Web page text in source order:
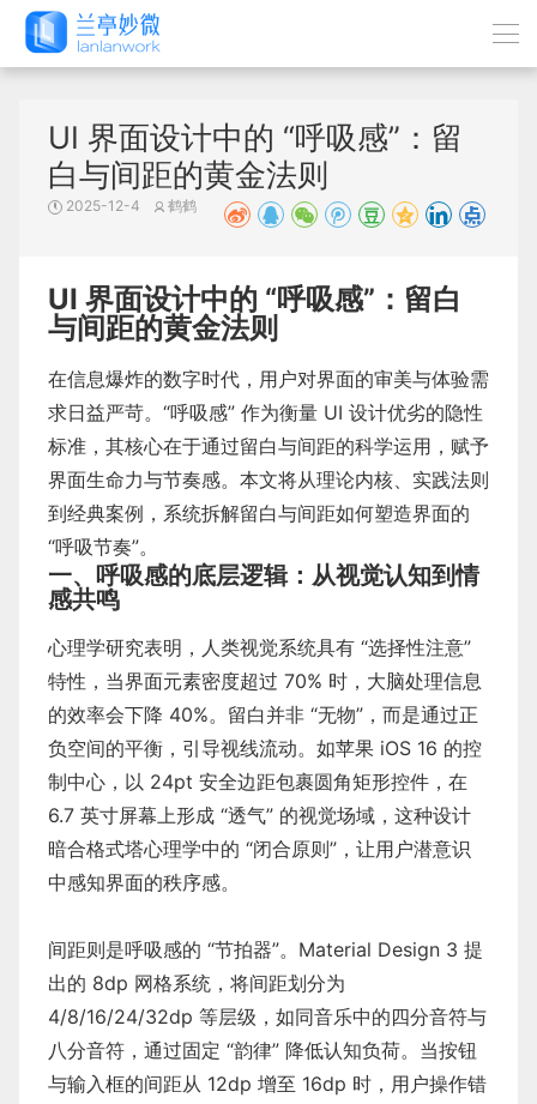
UI 界面设计中的 “呼吸感”：留
白与间距的黄金法则
2025-12-4 鹤鹤
UI 界面设计中的 “呼吸感”：留白
与间距的黄金法则
在信息爆炸的数字时代，用户对界面的审美与体验需
求日益严苛。“呼吸感” 作为衡量 UI 设计优劣的隐性
标准，其核心在于通过留白与间距的科学运用，赋予
界面生命力与节奏感。本文将从理论内核、实践法则
到经典案例，系统拆解留白与间距如何塑造界面的
“呼吸节奏”。
一、呼吸感的底层逻辑：从视觉认知到情
感共鸣
心理学研究表明，人类视觉系统具有 “选择性注意”
特性，当界面元素密度超过 70% 时，大脑处理信息
的效率会下降 40%。留白并非 “无物”，而是通过正
负空间的平衡，引导视线流动。如苹果 iOS 16 的控
制中心，以 24pt 安全边距包裹圆角矩形控件，在
6.7 英寸屏幕上形成 “透气” 的视觉场域，这种设计
暗合格式塔心理学中的 “闭合原则”，让用户潜意识
中感知界面的秩序感。
间距则是呼吸感的 “节拍器”。Material Design 3 提
出的 8dp 网格系统，将间距划分为
4/8/16/24/32dp 等层级，如同音乐中的四分音符与
八分音符，通过固定 “韵律” 降低认知负荷。当按钮
与输入框的间距从 12dp 增至 16dp 时，用户操作错